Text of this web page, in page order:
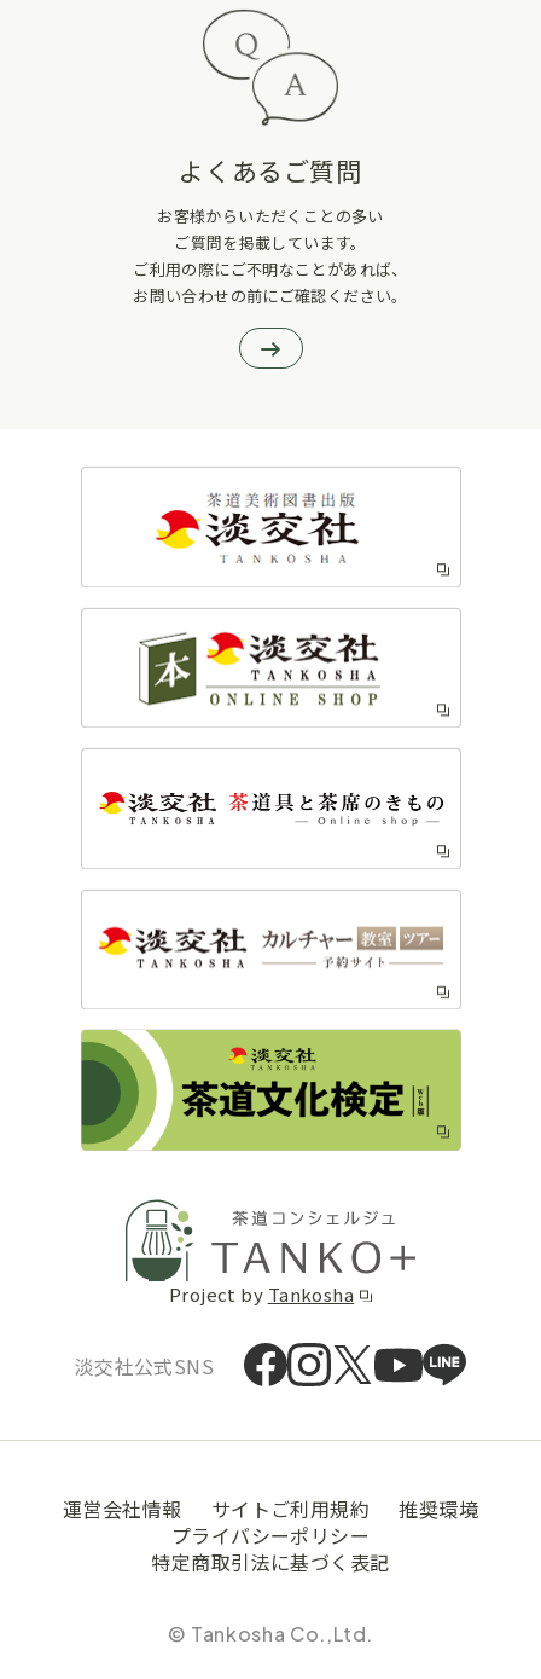
よくあるご質問
お客様からいただくことの多い
ご質問を掲載しています。
ご利用の際にご不明なことがあれば、
お問い合わせの前にご確認ください。
Project by Tankosha
淡交社公式SNS
運営会社情報 サイトご利用規約
推奨環境
プライバシーポリシー
特定商取引法に基づく表記
© Tankosha Co.,Ltd.